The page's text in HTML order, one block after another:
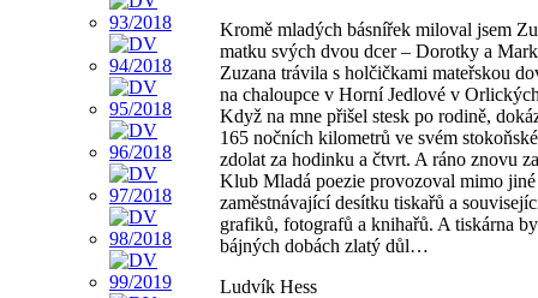
Kromě mladých básnířek miloval jsem
matku svých dvou dcer – Dorotky a
Zuzana trávila s holčičkami mateřskou
na chaloupce v Horní Jedlové v
Když na mne přišel stesk po rodině,
165 nočních kilometrů ve svém
zdolat za hodinku a čtvrt. A ráno znovu
Klub Mladá poezie provozoval mimo
zaměstnávající desítku tiskařů a
grafiků, fotografů a knihařů. A tiskárna
bájných dobách zlatý důl…
Ludvík Hess